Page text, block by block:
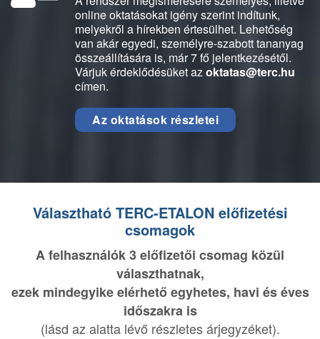
online oktatásokat igény szerint indítunk,
melyekről a hírekben értesülhet. Lehetőség
van akár egyedi, személyre-szabott tananyag
összeállítására is, már 7 fő jelentkezésétől.
Várjuk érdeklődésüket azoktatas@terc.hu
címen.
Az oktatások részletei
Választható TERC-ETALON előfizetési
csomagok
A felhasználók 3 előfizetői csomag közül
választhatnak,
ezek mindegyike elérhető egyhetes, havi és éves
időszakra is
(lásd az alatta lévő részletes árjegyzéket).